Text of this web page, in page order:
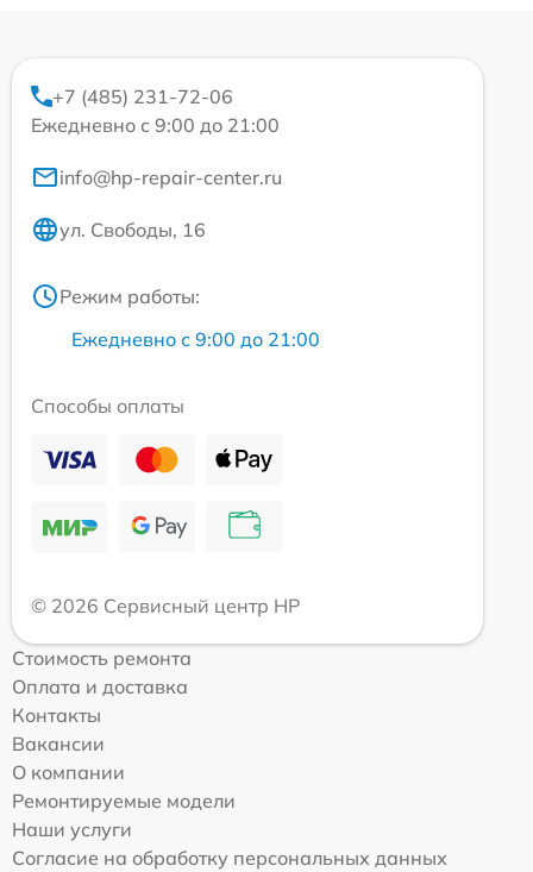
+7 (485) 231-72-06
Ежедневно с 9:00 до 21:00
info@hp-repair-center.ru
ул. Свободы, 16
Режим работы:
Ежедневно с 9:00 до 21:00
Способы оплаты
© 2026 Сервисный центр HP
Стоимость ремонта
Оплата и доставка
Контакты
Вакансии
О компании
Ремонтируемые модели
Наши услуги
Согласие на обработку персональных данных